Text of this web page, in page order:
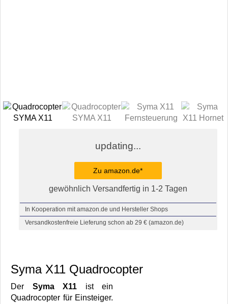
updating...
Zu amazon.de*
gewöhnlich Versandfertig in 1-2 Tagen
In Kooperation mit amazon.de und Hersteller Shops
Versandkostenfreie Lieferung schon ab 29 € (amazon.de)
Syma X11 Quadrocopter
Der Syma X11 ist ein
Quadrocopter für Einsteiger.